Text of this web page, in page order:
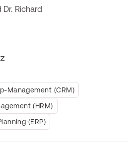
Richard
Management (CRM)
(HRM)
(ERP)